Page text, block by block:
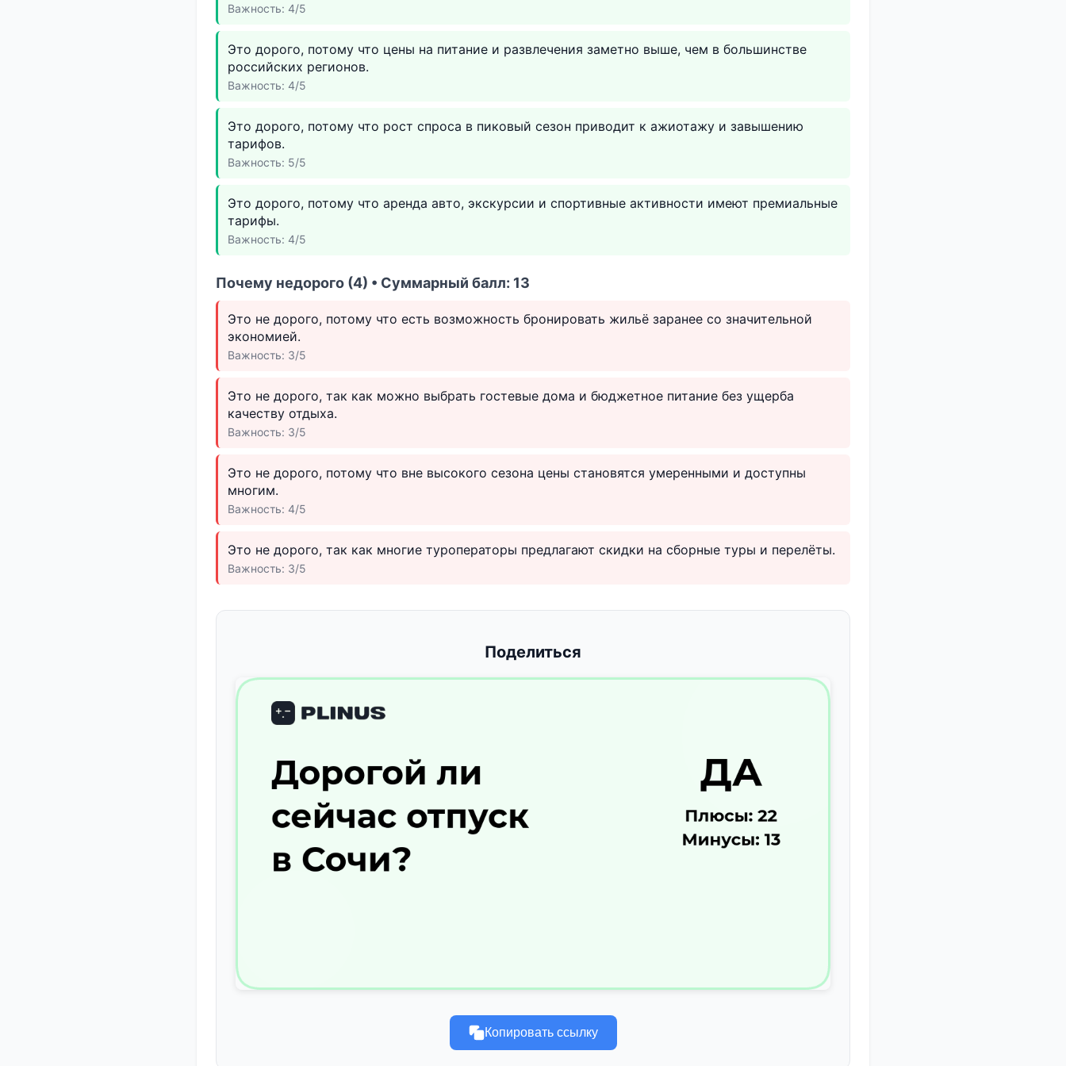
Важность: 4/5
Это дорого, потому что цены на питание и развлечения заметно выше, чем в большинстве
российских регионов.
Важность: 4/5
Это дорого, потому что рост спроса в пиковый сезон приводит к ажиотажу и завышению
тарифов.
Важность: 5/5
Это дорого, потому что аренда авто, экскурсии и спортивные активности имеют премиальные
тарифы.
Важность: 4/5
Почему недорого (4) • Суммарный балл: 13
Это не дорого, потому что есть возможность бронировать жильё заранее со значительной
экономией.
Важность: 3/5
Это не дорого, так как можно выбрать гостевые дома и бюджетное питание без ущерба
качеству отдыха.
Важность: 3/5
Это не дорого, потому что вне высокого сезона цены становятся умеренными и доступны
многим.
Важность: 4/5
Это не дорого, так как многие туроператоры предлагают скидки на сборные туры и перелёты.
Важность: 3/5
Поделиться
Копировать ссылку